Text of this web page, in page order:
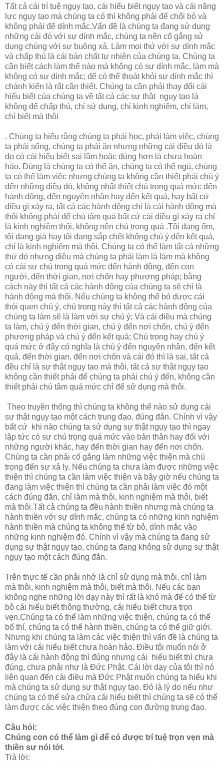
Tất cả cái trí tuệ ngụy tạo, cái hiểu biết ngụy tạo và cái năng
lực ngụy tạo mà chúng ta có thì không phải để chối bỏ và
không phải để dính mắc.Vấn đề là chúng ta đang sử dụng
những cái đó với sự dính mắc, chúng ta nên cố gắng sử
dụng chúng với sự buông xả. Làm mọi thứ với sự dính mắc
và chấp thủ là cái bản chất tự nhiên của chúng ta. Chúng ta
cần biết cách làm thế nào mà không có sự dính mắc, làm mà
không có sự dính mắc; để có thể thoát khỏi sự dính mắc thì
chánh kiến là rất cần thiết. Chúng ta cần phải thay đổi cái
hiểu biết của chúng ta về tất cả các sự thật ngụy tạo là
không để chấp thủ, chỉ sử dụng, chỉ kinh nghiệm, chỉ làm,
chỉ biết mà thôi
. Chúng ta hiểu rằng chúng ta phải học, phải làm việc, chúng
ta phải sống, chúng ta phải ăn nhưng những cái điều đó là
do có cái hiểu biết sai lầm hoặc đúng hơn là chưa hoàn
hảo. Đúng là chúng ta có thể ăn, chúng ta có thể ngủ, chúng
ta có thể làm việc nhưng chúng ta không cần thiết phải chú ý
đến những điều đó, không nhất thiết chú trọng quá mức đến
hành động, đến nguyên nhân hay đến kết quả, hay bất cứ
điều gì xảy ra, tất cả các hành động chỉ là cái hành động mà
thôi không phải để chú tâm quá bất cứ cái điều gì xảy ra chỉ
là kinh nghiệm thôi, không nên chú trọng quá .Tôi đang ốm,
tôi đang già hay tôi đang sắp chết không chú ý đến kết quả,
chỉ là kinh nghiệm mà thôi. Chúng ta có thể làm tất cả những
thứ đó nhưng điều mà chúng ta phải làm là làm mà không
có cái sự chú trọng quá mức đến hành động, đến con
người, đến thời gian, nơi chốn hay phương pháp; bằng
cách này thì tất cả các hành động của chúng ta sẽ chỉ là
hành động mà thôi. Nếu chúng ta không thể bỏ được cái
thói quen chú ý, chú trọng này thì tất cả các hành động của
chúng ta làm sẽ là làm với sự chú ý; Và cái điều mà chúng
ta làm, chú ý đến thời gian, chú ý đến nơi chốn, chú ý đến
phương pháp và chú ý đến kết quả; Chú trọng hay chú ý
quá mức ở đây có nghĩa là chú ý đến nguyên nhân, đến kết
quả, đến thời gian, đến nơi chốn và cái đó thì là sai, tất cả
đều chỉ là sự thật ngụy tạo mà thôi, tất cả sự thật ngụy tạo
không cần thiết phải để chúng ta phải chú ý đến, không cần
thiết phải chú tâm quá mức chỉ để sử dụng mà thôi.
Theo truyền thống thì chúng ta không thể nào sử dụng cái
sự thật ngụy tạo một cách trung đạo, đúng đắn. Chính vì vậy
bất cứ khi nào chúng ta sử dụng sự thật ngụy tạo thì ngay
lập tức có sự chú trọng quá mức vào bản thân hay đối với
những người khác, hay đến thời gian hay đến nơi chốn.
Chúng ta cần phải cố gắng làm những việc thiện mà chú
trọng đến sự xả ly. Nếu chúng ta chưa làm được những việc
thiện thì chúng ta cần làm việc thiện và bây giờ nếu chúng ta
đang làm việc thiện thì chúng ta cần phải làm việc đó một
cách đúng đắn, chỉ làm mà thôi, kinh nghiệm mà thôi, biết
mà thôi.Tất cả chúng ta đều hành thiền nhưng mà chúng ta
hành thiền với sự dính mắc, chúng ta có những kinh nghiệm
hành thiền mà chúng ta không thể từ bỏ, dính mắc vào
những kinh nghiệm đó. Chính vì vậy mà chúng ta đang sử
dụng sự thật ngụy tạo, chúng ta đang không sử dụng sự thật
ngụy tạo một cách đúng đắn.
Trên thực tế cần phải nhớ là chỉ sử dụng mà thôi, chỉ làm
mà thôi, kinh nghiệm mà thôi, biết mà thôi. Nếu các bạn
không nghe những lời dạy này thì rất là khó mà để có thể từ
bỏ cái hiểu biết thông thường, cái hiểu biết chưa trọn
vẹn.Chúng ta có thể làm những việc thiện, chúng ta có thể
bố thí, chúng ta có thể hành thiền, chúng ta có thể giữ giới.
Nhưng khi chúng ta làm các việc thiện thì vấn đề là chúng ta
làm với cái hiểu biết chưa hoàn hảo. Điều tôi muốn nói ở
đây là cái hành động thì đúng nhưng cái hiểu biết thì chưa
đúng, chưa phải như là Đức Phật. Cái lời dạy của tôi thì nó
liên quan đến cái điều mà Đức Phật muốn chúng ta hiểu khi
mà chúng ta sử dụng sự thật ngụy tạo. Đó là lý do nếu như
chúng ta có thể sửa chửa cái hiểu biết thì chúng ta sẽ có thể
làm được các việc thiện theo đúng con đường trung đạo.
Câu hỏi:
Chúng con có thể làm gì để có được trí tuệ trọn vẹn mà
thiền sư nói tới.
Trả lời: